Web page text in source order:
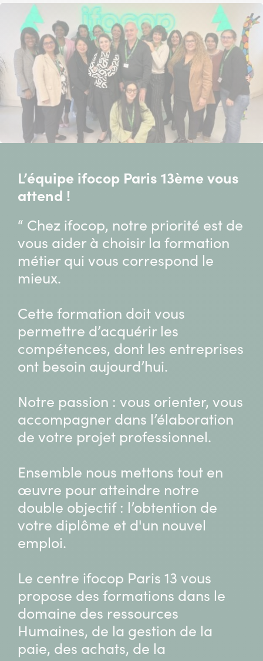
L’équipe ifocop Paris 13ème vous
attend !
“ Chez ifocop, notre priorité est de
vous aider à choisir la formation
métier qui vous correspond le
mieux.
Cette formation doit vous
permettre d’acquérir les
compétences, dont les entreprises
ont besoin aujourd’hui.
Notre passion : vous orienter, vous
accompagner dans l’élaboration
de votre projet professionnel.
Ensemble nous mettons tout en
œuvre pour atteindre notre
double objectif : l’obtention de
votre diplôme et d'un nouvel
emploi.
Le centre ifocop Paris 13 vous
propose des formations dans le
domaine des ressources
Humaines, de la gestion de la
paie, des achats, de la